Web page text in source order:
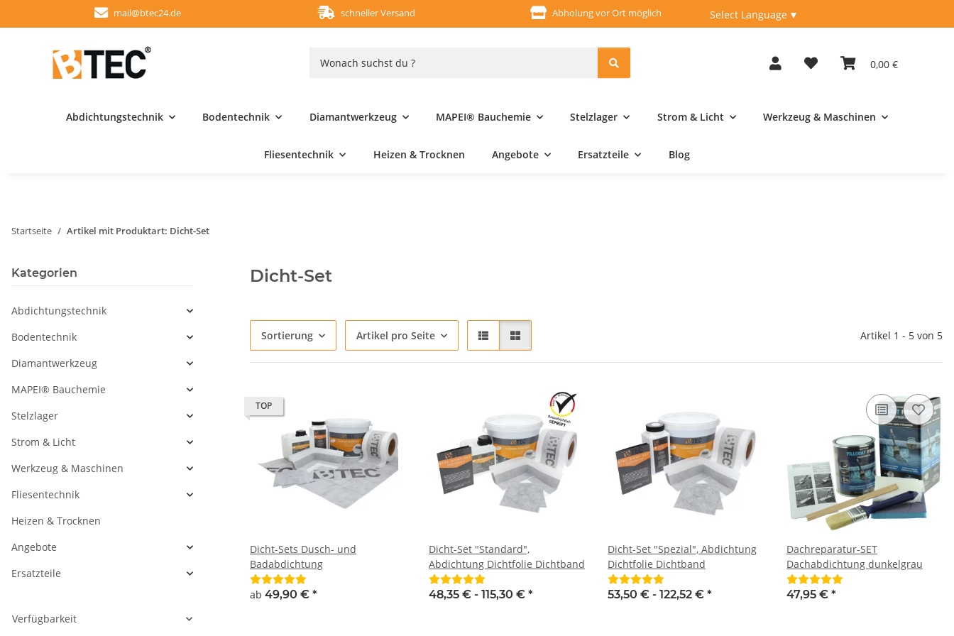
mail@btec24.de schneller Versand Abholung vor Ort möglich Fachberatung unter
Select Language ▼
0,00 €
Abdichtungstechnik Bodentechnik Diamantwerkzeug MAPEI® Bauchemie Stelzlager Strom & Licht Werkzeug & Maschinen
Fliesentechnik Heizen & Trocknen Angebote Ersatzteile Blog
Startseite Artikel mit Produktart: Dicht-Set
Dicht-Set
Sortierung Artikel pro Seite Artikel 1 - 5 von 5
TOP
Dicht-Sets Dusch- und
Badabdichtung
ab 49,90 € *
Dicht-Set "Standard",
Abdichtung Dichtfolie Dichtband
48,35 € - 115,30 € *
Dicht-Set "Spezial", Abdichtung
Dichtfolie Dichtband
53,50 € - 122,52 € *
Dachreparatur-SET
Dachabdichtung dunkelgrau
47,95 € *
Kategorien
Abdichtungstechnik
Bodentechnik
Diamantwerkzeug
MAPEI® Bauchemie
Stelzlager
Strom & Licht
Werkzeug & Maschinen
Fliesentechnik
Heizen & Trocknen
Angebote
Ersatzteile
Verfügbarkeit